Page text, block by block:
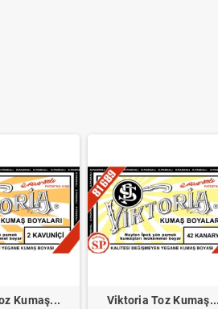
Kumaş... Viktoria Toz Kumaş...